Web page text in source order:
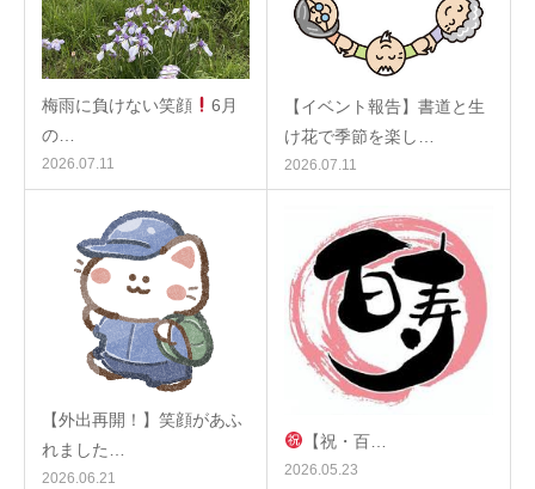
梅雨に負けない笑顔
6月
の…
2026.07.11
【イベント報告】書道と生
け花で季節を楽し…
2026.07.11
【外出再開！】笑顔があふ
れました…
2026.06.21
【祝・百…
2026.05.23